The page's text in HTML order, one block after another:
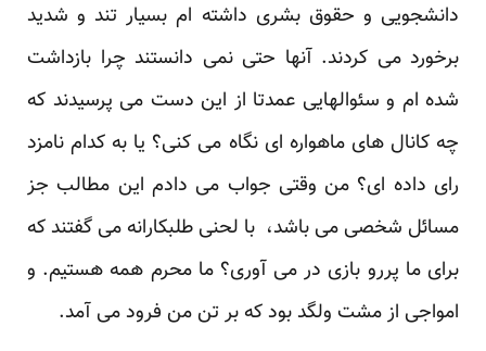
دانشجویی و حقوق بشری داشته ام بسیار تند و شدید
برخورد می کردند. آنها حتی نمی دانستند چرا بازداشت
شده ام و سئوالهایی عمدتا از این دست می پرسیدند که
چه کانال های ماهواره ای نگاه می کنی؟ یا به کدام نامزد
رای داده ای؟ من وقتی جواب می دادم این مطالب جز
مسائل شخصی می باشد، با لحنی طلبکارانه می گفتند که
برای ما پررو بازی در می آوری؟ ما محرم همه هستیم. و
امواجی از مشت ولگد بود که بر تن من فرود می آمد.